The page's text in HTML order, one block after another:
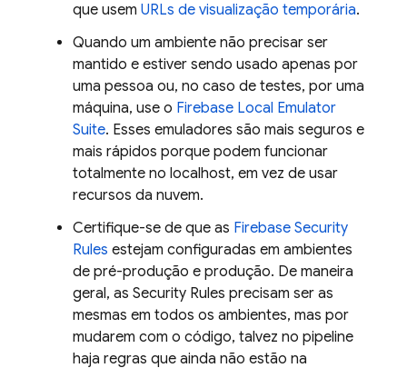
que usem URLs de visualização temporária.
Quando um ambiente não precisar ser
mantido e estiver sendo usado apenas por
uma pessoa ou, no caso de testes, por uma
máquina, use o Firebase Local Emulator
Suite. Esses emuladores são mais seguros e
mais rápidos porque podem funcionar
totalmente no localhost, em vez de usar
recursos da nuvem.
Certifique-se de que as Firebase Security
Rules estejam configuradas em ambientes
de pré-produção e produção. De maneira
geral, as Security Rules precisam ser as
mesmas em todos os ambientes, mas por
mudarem com o código, talvez no pipeline
haja regras que ainda não estão na